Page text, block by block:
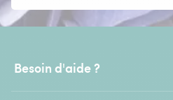
Besoin d'aide ?